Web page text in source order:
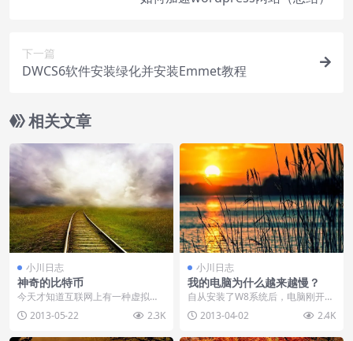
下一篇
DWCS6软件安装绿化并安装Emmet教程
相关文章
小川日志
神奇的比特币
今天才知道互联网上有一种虚拟的
国际性电子币，叫做比特币，它是
一种不受第三方监控的...
2013-05-22 2.3K
小川日志
我的电脑为什么越来越慢？
自从安装了W8系统后，电脑刚开始
飞一般的速度让我每天都会有一个
愉快的工作经历，但...
2013-04-02 2.4K